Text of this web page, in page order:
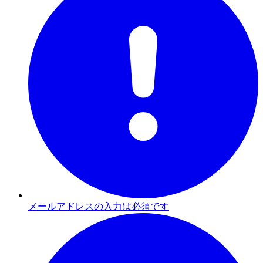
メールアドレスの入力は必須です